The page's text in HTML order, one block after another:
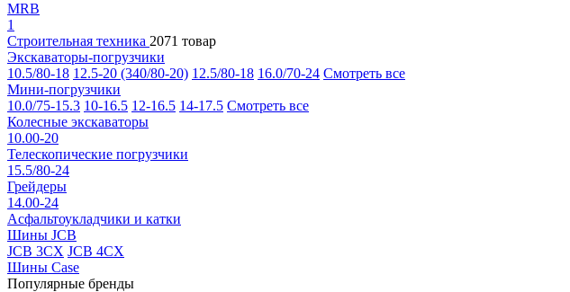
MRB
1
Строительная техника 2071 товар
Экскаваторы-погрузчики
10.5/80-18 12.5-20 (340/80-20) 12.5/80-18 16.0/70-24 Смотреть все
Мини-погрузчики
10.0/75-15.3 10-16.5 12-16.5 14-17.5 Смотреть все
Колесные экскаваторы
10.00-20
Телескопические погрузчики
15.5/80-24
Грейдеры
14.00-24
Асфальтоукладчики и катки
Шины JCB
JCB 3CX JCB 4CX
Шины Case
Популярные бренды